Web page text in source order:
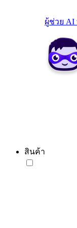
ผู้ช่วย
สินค้า